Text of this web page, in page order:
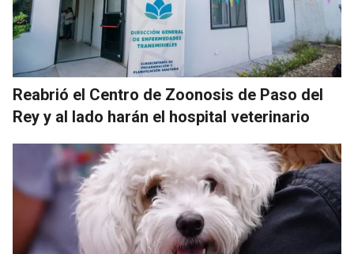
Reabrió el Centro de Zoonosis de Paso del
Rey y al lado harán el hospital veterinario